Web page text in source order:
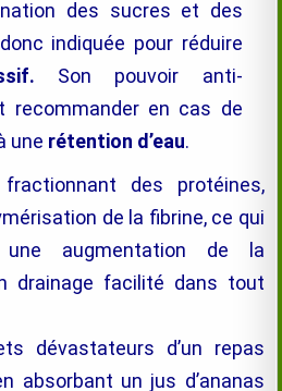
des sucres et des
indiquée pour réduire
Son pouvoir anti-
en cas de
une rétention d’eau.
des protéines,
de la fibrine, ce qui
augmentation de la
drainage facilité dans tout
dévastateurs d’un repas
absorbant un jus d’ananas